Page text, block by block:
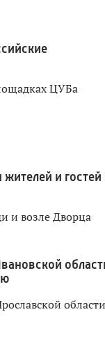
ЦУБа
и гостей
и возле Дворца
области